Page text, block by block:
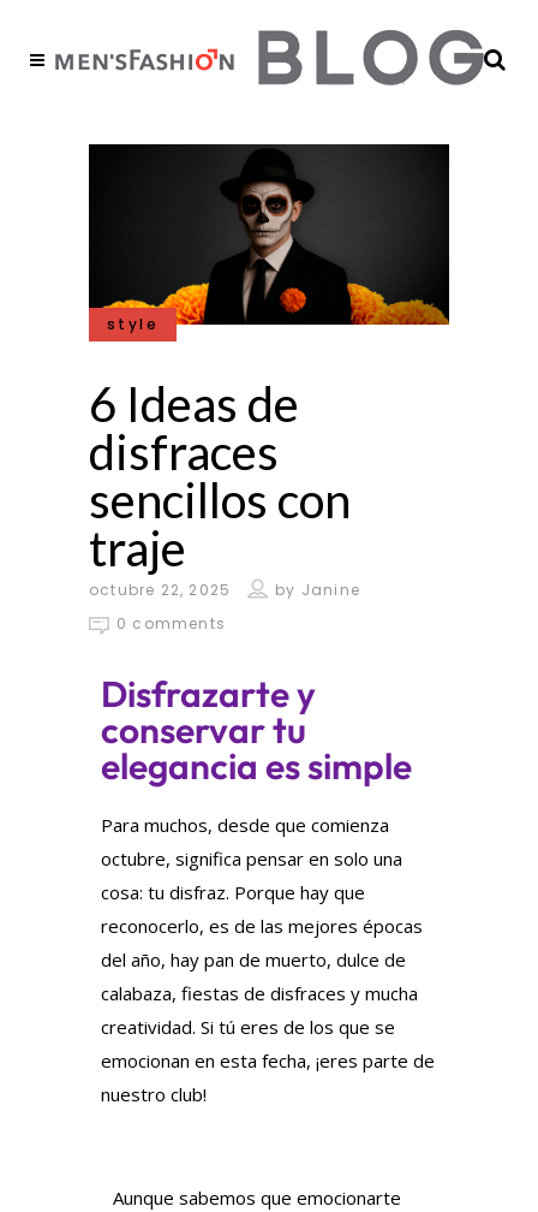
style
6 Ideas de
disfraces
sencillos con
traje
octubre 22, 2025 by Janine
0 comments
Disfrazarte y
conservar tu
elegancia es simple
Para muchos, desde que comienza
octubre, significa pensar en solo una
cosa: tu disfraz. Porque hay que
reconocerlo, es de las mejores épocas
del año, hay pan de muerto, dulce de
calabaza, fiestas de disfraces y mucha
creatividad. Si tú eres de los que se
emocionan en esta fecha, ¡eres parte de
nuestro club!
Aunque sabemos que emocionarte